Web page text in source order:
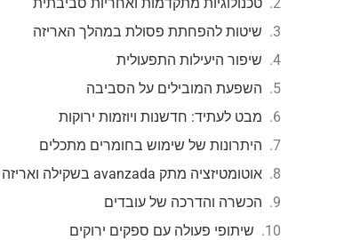
שיטות להפחתת פסולת במהלך האריזה
שיפור היעילות התפעולית
השפעת המובילים על הסביבה
מבט לעתיד: חדשנות ויוזמות ירוקות
היתרונות של שימוש בחומרים מתכלים
אוטומטיזציה מתק avanzada בשקילה ואריזה
הכשרה והדרכה של עובדים
שיתופי פעולה עם ספקים ירוקים